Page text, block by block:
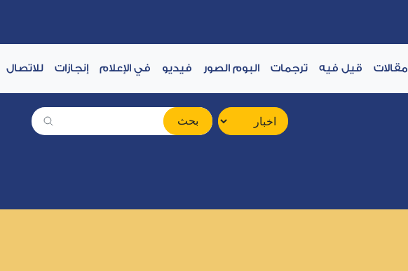
مقالات قيل فيه ترجمات البوم الصور فيديو في الإعلام إنجازات للاتصال
بحث